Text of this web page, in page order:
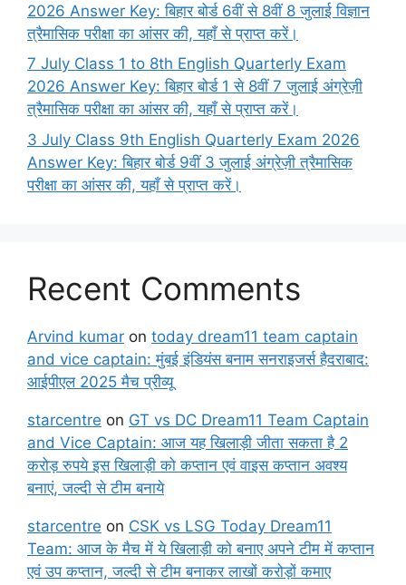
2026 Answer Key: बिहार बोर्ड 6वीं से 8वीं 8 जुलाई विज्ञान
त्रैमासिक परीक्षा का आंसर की, यहाँ से प्राप्त करें।
7 July Class 1 to 8th English Quarterly Exam
2026 Answer Key: बिहार बोर्ड 1 से 8वीं 7 जुलाई अंग्रेज़ी
त्रैमासिक परीक्षा का आंसर की, यहाँ से प्राप्त करें।
3 July Class 9th English Quarterly Exam 2026
Answer Key: बिहार बोर्ड 9वीं 3 जुलाई अंग्रेज़ी त्रैमासिक
परीक्षा का आंसर की, यहाँ से प्राप्त करें।
Recent Comments
Arvind kumar on today dream11 team captain
and vice captain: मुंबई इंडियंस बनाम सनराइजर्स हैदराबाद:
आईपीएल 2025 मैच प्रीव्यू
starcentre on GT vs DC Dream11 Team Captain
and Vice Captain: आज यह खिलाड़ी जीता सकता है 2
करोड़ रुपये इस खिलाड़ी को कप्तान एवं वाइस कप्तान अवश्य
बनाएं, जल्दी से टीम बनाये
starcentre on CSK vs LSG Today Dream11
Team: आज के मैच में ये खिलाड़ी को बनाए अपने टीम में कप्तान
एवं उप कप्तान, जल्दी से टीम बनाकर लाखों करोड़ों कमाए